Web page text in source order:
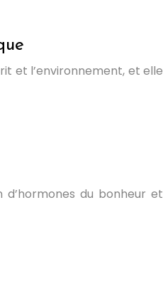
et l’environnement, et elle
du bonheur et